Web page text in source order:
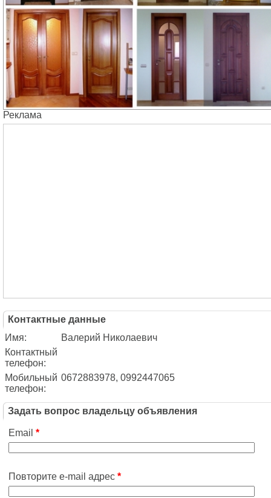
Реклама
Контактные данные
Имя:
Валерий Николаевич
Контактный
телефон:
Мобильный
телефон:
0672883978, 0992447065
Задать вопрос владельцу объявления
Email *
Повторите e-mail адрес *